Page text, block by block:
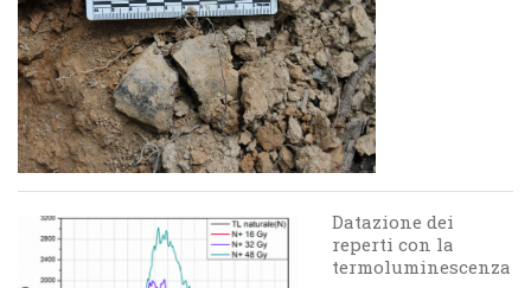
Datazione dei
reperti con la
termoluminescenza